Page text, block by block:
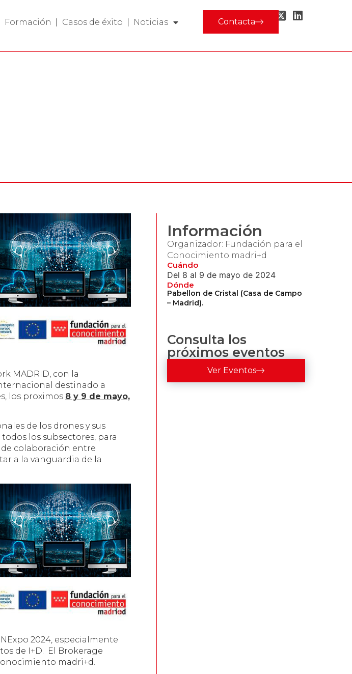
Formación Casos de éxito Noticias Contacta
MADRID, con la
destinado a
los proximos 8 y 9 de mayo,
de los drones y sus
los subsectores, para
colaboración entre
a la vanguardia de la
2024, especialmente
de I+D. El Brokerage
madri+d.
Información
Organizador: Fundación para el
Conocimiento madri+d
Cuándo
Del 8 al 9 de mayo de 2024
Dónde
Pabellon de Cristal (Casa de Campo
– Madrid).
Consulta los
próximos eventos
Ver Eventos